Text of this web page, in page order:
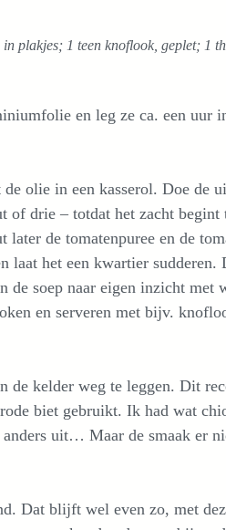
plakjes; 1 teen knoflook, geplet; 1
en leg ze ca. een uur
de olie in een kasserol. Doe de
of drie – totdat het zacht
later de tomatenpuree en de
laat het een kwartier sudderen.
de soep naar eigen inzicht met
en serveren met bijv.
de kelder weg te leggen. Dit
biet gebruikt. Ik had wat
uit… Maar de smaak er
Dat blijft wel even zo, met